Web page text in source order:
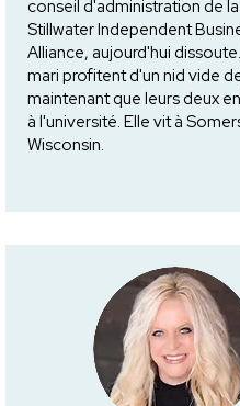
conseil d'administration de
Stillwater Independent
Alliance, aujourd'hui
mari profitent d'un nid vide
maintenant que leurs deux
à l'université. Elle vit à
Wisconsin.